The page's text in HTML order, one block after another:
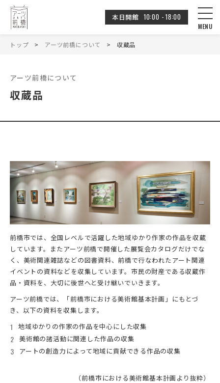
本日開館 10:00 - 18:00
トップ アーツ前橋について 収蔵品
アーツ前橋について
収蔵品
前橋市では、全国レベルで活躍した地域ゆかり作家の作品を収蔵
しています。またアーツ前橋で開催した展覧会カタログだけでな
く、美術関連雑誌などの図書資料、前橋で行なわれたアート関連
イベントの資料などを収集しています。市民の財産である収蔵作
品・資料を、大切に後世へと受け継いでいきます。
アーツ前橋では、「前橋市における美術館基本計画」にもとづ
き、以下の資料を収集します。
地域ゆかりの作家の作品を中心にした収集
美術館の諸活動に関連した作品の収集
アートの創造力によって地域に貢献できる作品の収集
（前橋市における美術館基本計画より抜粋）